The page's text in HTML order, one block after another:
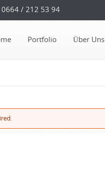
0664 / 212 53 94
Portfolio Über Uns